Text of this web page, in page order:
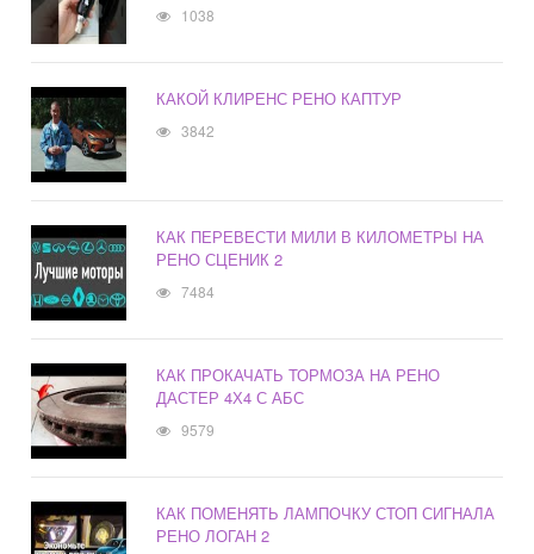
1038
КАКОЙ КЛИРЕНС РЕНО КАПТУР
3842
КАК ПЕРЕВЕСТИ МИЛИ В КИЛОМЕТРЫ НА
РЕНО СЦЕНИК 2
7484
КАК ПРОКАЧАТЬ ТОРМОЗА НА РЕНО
ДАСТЕР 4Х4 С АБС
9579
КАК ПОМЕНЯТЬ ЛАМПОЧКУ СТОП СИГНАЛА
РЕНО ЛОГАН 2